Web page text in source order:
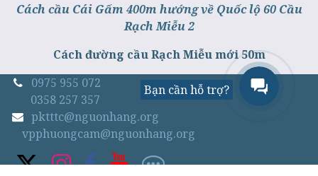
Cách cầu Cái Gấm 400m hướng về Quốc lộ 60 Cầu
Rạch Miễu 2
Cách đường cầu Rạch Miễu mới 50m
0975 955 072
0358 257 357
pktttc@nguonhang.org
vpphuongcam@nguonhang.org
Bạn cần hỗ trợ?